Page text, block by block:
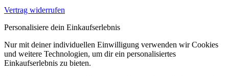
Vertrag widerrufen
Personalisiere dein Einkaufserlebnis
Nur mit deiner individuellen Einwilligung verwenden wir Cookies
und weitere Technologien, um dir ein personalisiertes
Einkaufserlebnis zu bieten.